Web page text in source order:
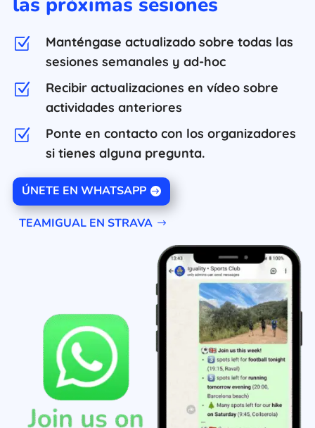
Z
Manténgase actualizado sobre todas las
sesiones semanales y ad-hoc
Z
Recibir actualizaciones en vídeo sobre
actividades anteriores
Z
Ponte en contacto con los organizadores
si tienes alguna pregunta.
ÚNETE EN WHATSAPP
TEAMIGUAL EN STRAVA